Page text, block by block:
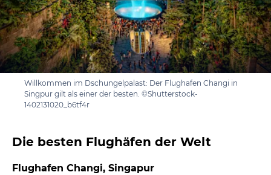
Willkommen im Dschungelpalast: Der Flughafen Changi in
Singpur gilt als einer der besten. ©Shutterstock-
1402131020_b6tf4r
Die besten Flughäfen der Welt
Flughafen Changi, Singapur